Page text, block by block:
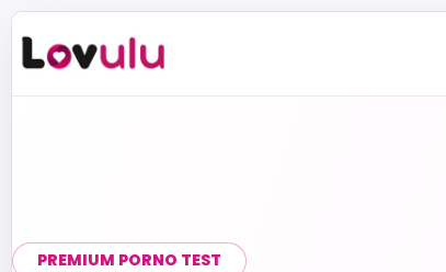
PREMIUM PORNO TEST